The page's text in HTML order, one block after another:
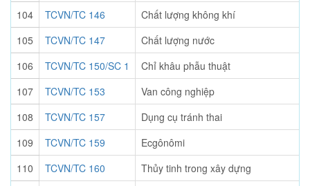
104
TCVN/TC 146
Chất lượng không khí
105
TCVN/TC 147
Chất lượng nước
106
TCVN/TC 150/SC 1
Chỉ khâu phẫu thuật
107
TCVN/TC 153
Van công nghiệp
108
TCVN/TC 157
Dụng cụ tránh thai
109
TCVN/TC 159
Ecgônômi
110
TCVN/TC 160
Thủy tinh trong xây dựng